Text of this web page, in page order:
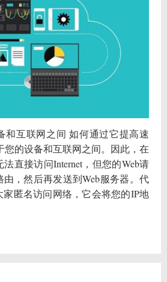
和互联网之间 如何通过它提高速
您的设备和互联网之间。因此，在
直接访问Internet，但您的Web请
，然后再发送到Web服务器。代
匿名访问网络，它会将您的IP地